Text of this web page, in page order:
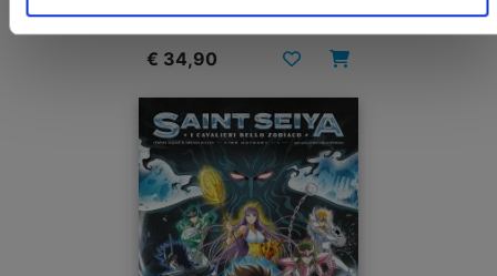
€ 34,90